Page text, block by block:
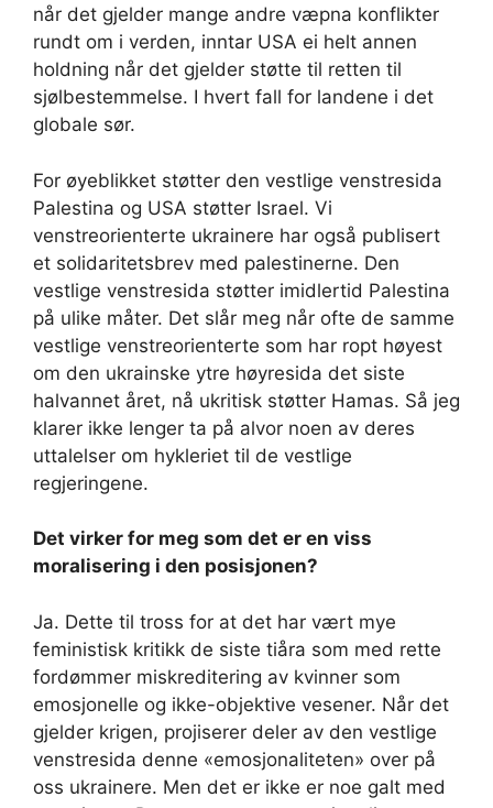
når det gjelder mange andre væpna konflikter
rundt om i verden, inntar USA ei helt annen
holdning når det gjelder støtte til retten til
sjølbestemmelse. I hvert fall for landene i det
globale sør.
For øyeblikket støtter den vestlige venstresida
Palestina og USA støtter Israel. Vi
venstreorienterte ukrainere har også publisert
et solidaritetsbrev med palestinerne. Den
vestlige venstresida støtter imidlertid Palestina
på ulike måter. Det slår meg når ofte de samme
vestlige venstreorienterte som har ropt høyest
om den ukrainske ytre høyresida det siste
halvannet året, nå ukritisk støtter Hamas. Så jeg
klarer ikke lenger ta på alvor noen av deres
uttalelser om hykleriet til de vestlige
regjeringene.
Det virker for meg som det er en viss
moralisering i den posisjonen?
Ja. Dette til tross for at det har vært mye
feministisk kritikk de siste tiåra som med rette
fordømmer miskreditering av kvinner som
emosjonelle og ikke-objektive vesener. Når det
gjelder krigen, projiserer deler av den vestlige
venstresida denne «emosjonaliteten» over på
oss ukrainere. Men det er ikke er noe galt med